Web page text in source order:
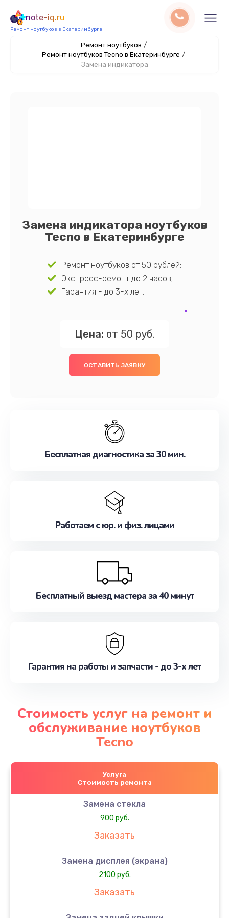
note-iq.ru
Ремонт ноутбуков в Екатеринбурге
Ремонт ноутбуков /
Ремонт ноутбуков Tecno в Екатеринбурге /
Замена индикатора
Замена индикатора ноутбуков
Tecno в Екатеринбурге
Ремонт ноутбуков от 50 рублей;
Экспресс-ремонт до 2 часов;
Гарантия - до 3-х лет;
Цена: от 50 руб.
ОСТАВИТЬ ЗАЯВКУ
Бесплатная диагностика за 30 мин.
Работаем с юр. и физ. лицами
Бесплатный выезд мастера за 40 минут
Гарантия на работы и запчасти - до 3-х лет
Стоимость услуг на ремонт и
обслуживание ноутбуков
Tecno
Услуга
Стоимость ремонта
Замена стекла
900 руб.
Заказать
Замена дисплея (экрана)
2100 руб.
Заказать